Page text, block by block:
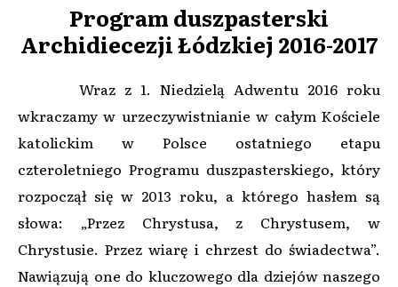
Program duszpasterski
Archidiecezji Łódzkiej 2016-2017
Wraz z 1. Niedzielą Adwentu 2016 roku
wkraczamy w urzeczywistnianie w całym Kościele
katolickim w Polsce ostatniego etapu
czteroletniego Programu duszpasterskiego, który
rozpoczął się w 2013 roku, a którego hasłem są
słowa: „Przez Chrystusa, z Chrystusem, w
Chrystusie. Przez wiarę i chrzest do świadectwa”.
Nawiązują one do kluczowego dla dziejów naszego